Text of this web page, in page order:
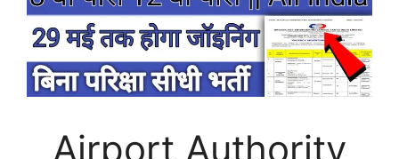
Airport Authority